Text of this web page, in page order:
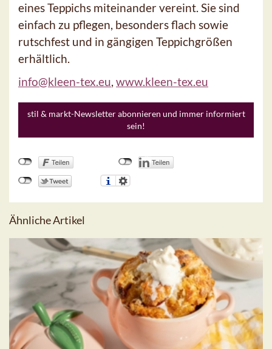
eines Teppichs miteinander vereint. Sie sind
einfach zu pflegen, besonders flach sowie
rutschfest und in gängigen Teppichgrößen
erhältlich.
info@kleen-tex.eu, www.kleen-tex.eu
stil & markt-Newsletter abonnieren und immer informiert
sein!
Ähnliche Artikel